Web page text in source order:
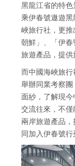
黑龍江省的特
乘伊春號遨遊
峽旅行社，更
朝鮮」、「伊
旅遊產品，提供
而中國海峽旅
舉辦同業考察
面紗，了解現
交流往來，不
兩岸旅遊產品
同加入伊春號行